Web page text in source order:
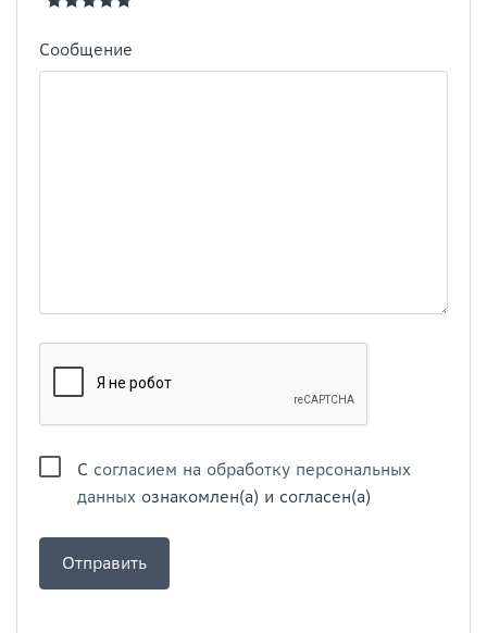
Сообщение
С согласием на обработку персональных
данных ознакомлен(а) и согласен(а)